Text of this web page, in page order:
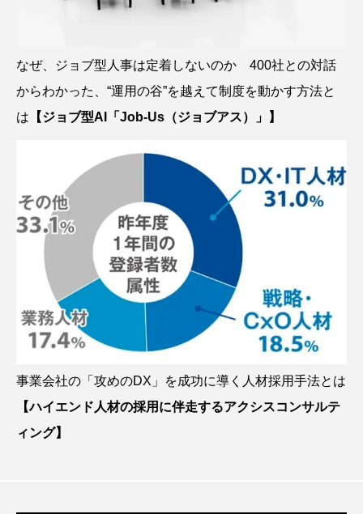
なぜ、ジョブ型人事は定着しないのか 400社との対話
からわかった、“運用の谷”を越えて制度を動かす方法と
は 【ジョブ型AI「Job-Us（ジョブアス）」】
事業会社の「攻めのDX」を成功に導く人材採用手法とは
【ハイエンド人材の採用に伴走するアクシスコンサルテ
ィング】